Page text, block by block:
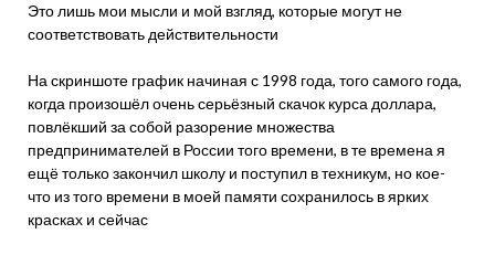
Это лишь мои мысли и мой взгляд, которые могут не
соответствовать действительности
На скриншоте график начиная с 1998 года, того самого года,
когда произошёл очень серьёзный скачок курса доллара,
повлёкший за собой разорение множества
предпринимателей в России того времени, в те времена я
ещё только закончил школу и поступил в техникум, но кое-
что из того времени в моей памяти сохранилось в ярких
красках и сейчас